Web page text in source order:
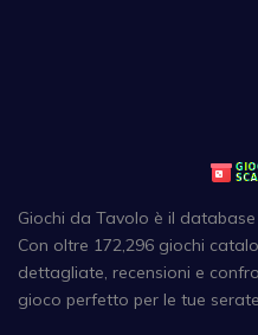
Giochi da Tavolo è il
Con oltre 172,296 giochi
dettagliate, recensioni e
gioco perfetto per le tue